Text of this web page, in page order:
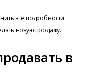
все подробности
новую продажу.
в